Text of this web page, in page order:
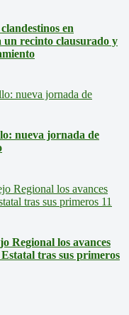
en
un recinto clausurado y
nueva jornada de
Regional los avances
tras sus primeros